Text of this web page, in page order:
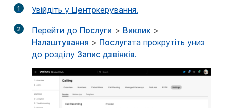
1 Увійдіть у Центркерування.
2 Перейти до Послуги > Виклик >
Налаштування > Послугата прокрутіть униз
до розділу Запис дзвінків.